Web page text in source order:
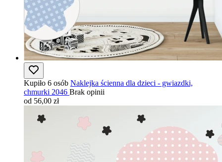
Kupiło 6 osób Naklejka ścienna dla dzieci - gwiazdki,
chmurki 2046 Brak opinii
od 56,00 zł